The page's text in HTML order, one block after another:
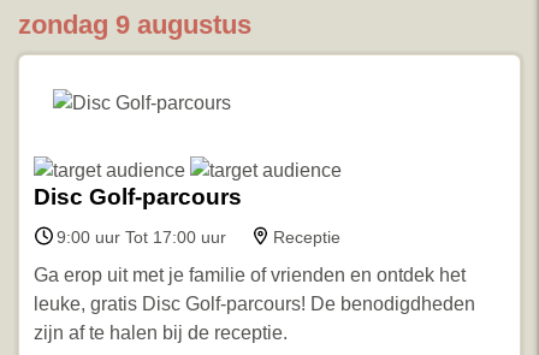
zondag 9 augustus
Disc Golf-parcours
9:00 uur Tot 17:00 uur Receptie
Ga erop uit met je familie of vrienden en ontdek het
leuke, gratis Disc Golf-parcours! De benodigdheden
zijn af te halen bij de receptie.